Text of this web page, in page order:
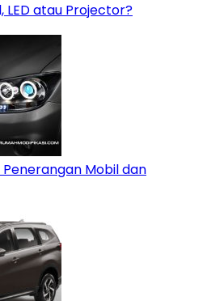
LED atau Projector?
Mobil dan